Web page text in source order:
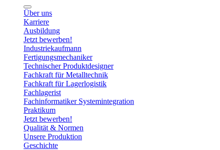
Über uns
Karriere
Ausbildung
Jetzt bewerben!
Industriekaufmann
Fertigungsmechaniker
Technischer Produktdesigner
Fachkraft für Metalltechnik
Fachkraft für Lagerlogistik
Fachlagerist
Fachinformatiker Systemintegration
Praktikum
Jetzt bewerben!
Qualität & Normen
Unsere Produktion
Geschichte